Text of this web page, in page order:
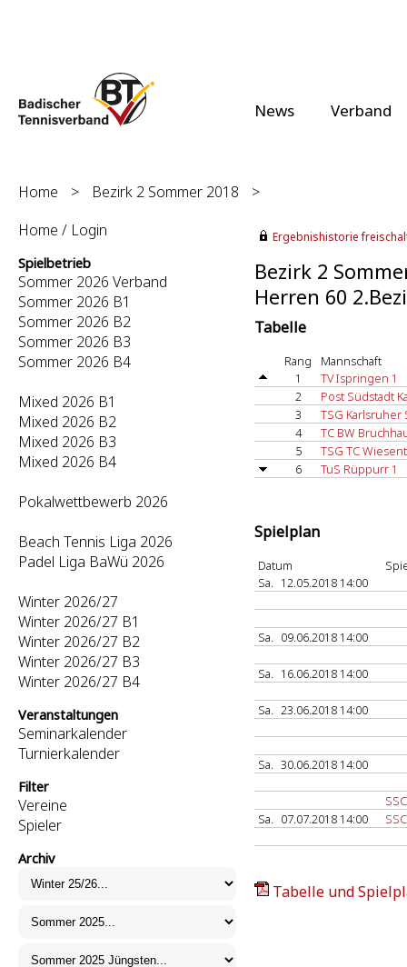
News Verband
Home > Bezirk 2 Sommer 2018
>
Home / Login
Spielbetrieb
Sommer 2026 Verband
Sommer 2026 B1
Sommer 2026 B2
Sommer 2026 B3
Sommer 2026 B4
Mixed 2026 B1
Mixed 2026 B2
Mixed 2026 B3
Mixed 2026 B4
Pokalwettbewerb 2026
Beach Tennis Liga 2026
Padel Liga BaWü 2026
Winter 2026/27
Winter 2026/27 B1
Winter 2026/27 B2
Winter 2026/27 B3
Winter 2026/27 B4
Veranstaltungen
Seminarkalender
Turnierkalender
Filter
Vereine
Spieler
Archiv
Ergebnishistorie
Bezirk 2
Herren 60
Tabelle
Rang
Mannschaft
1
TV Ispringen 1
2
Post Südstadt
3
TSG Karlsruher
4
TC BW
5
TSG TC
6
TuS Rüppurr 1
Spielplan
Datum
Sa. 12.05.2018 14:00
Sa. 09.06.2018 14:00
Sa. 16.06.2018 14:00
Sa. 23.06.2018 14:00
Sa. 30.06.2018 14:00
Sa. 07.07.2018 14:00
Tabelle und